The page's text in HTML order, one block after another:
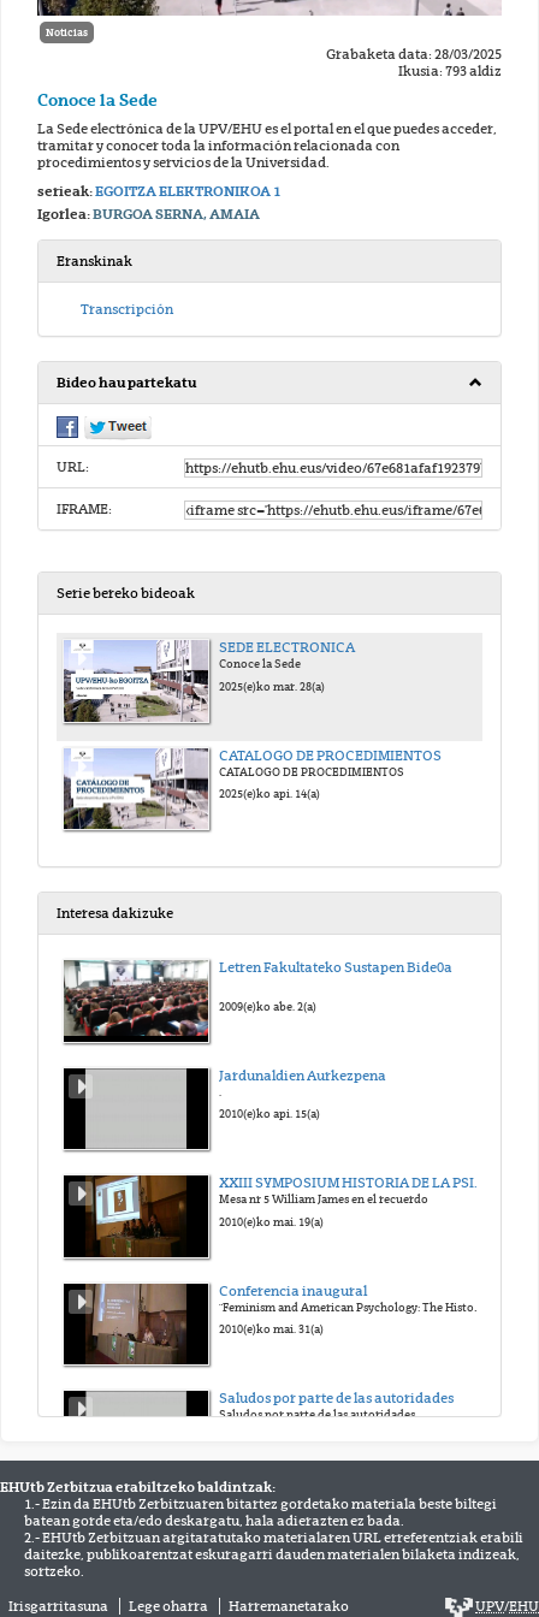
Noticias
Grabaketa data: 28/03/2025
Ikusia: 793 aldiz
Conoce la Sede
La Sede electrónica de la UPV/EHU es el portal en el que puedes acceder,
tramitar y conocer toda la información relacionada con
procedimientos y servicios de la Universidad.
serieak:EGOITZA ELEKTRONIKOA 1
Igorlea:BURGOA SERNA, AMAIA
Eranskinak
Transcripción
Bideo hau partekatu
URL:
IFRAME:
Serie bereko bideoak
SEDE ELECTRONICA
Conoce la Sede
2025(e)ko mar. 28(a)
CATALOGO DE PROCEDIMIENTOS
CATALOGO DE PROCEDIMIENTOS
2025(e)ko api. 14(a)
Interesa dakizuke
Letren Fakultateko Sustapen Bide0a
2009(e)ko abe. 2(a)
Jardunaldien Aurkezpena
2010(e)ko api. 15(a)
XXIII SYMPOSIUM HISTORIA DE LA PSICOLOGIA SEHP 2010
Mesa nr 5 William James en el recuerdo
2010(e)ko mai. 19(a)
Conferencia inaugural
"Feminism and American Psychology: The History of a Relationship"
2010(e)ko mai. 31(a)
Saludos por parte de las autoridades
Saludos por parte de las autoridades
Seminario de Arqueología de la Arquitectura en Italia a inicios del Siglo XXI
Impartido por Giovanna Bianchi
2010(e)ko uzt. 5(a)
Bernardo Atxagaren Hitzaldia
EHUtb Zerbitzua erabiltzeko baldintzak:
1.- Ezin da EHUtb Zerbitzuaren bitartez gordetako materiala beste biltegi
batean gorde eta/edo deskargatu, hala adierazten ez bada.
2.- EHUtb Zerbitzuan argitaratutako materialaren URL erreferentziak erabili
daitezke, publikoarentzat eskuragarri dauden materialen bilaketa indizeak,
sortzeko.
Irisgarritasuna Lege oharra Harremanetarako UPV/EHU